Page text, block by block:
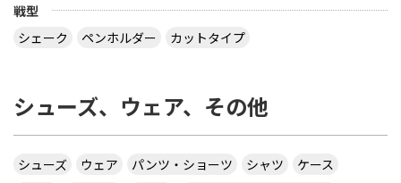
戦型
シェーク
ペンホルダー カットタイプ
シューズ、ウェア、その他
シューズ ウェア パンツ・ショーツ シャツ
ケース